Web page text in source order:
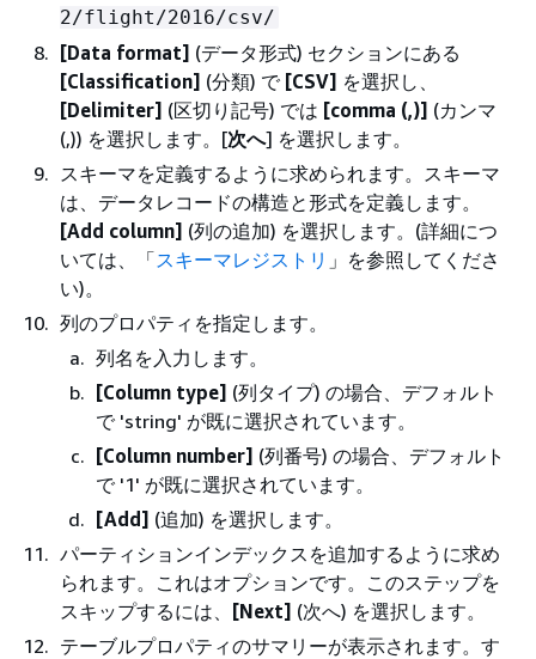
2/flight/2016/csv/
[Data format] (データ形式) セクションにある
[Classification] (分類) で [CSV] を選択し、
[Delimiter] (区切り記号) では [comma (,)] (カンマ
(,)) を選択します。[次へ] を選択します。
スキーマを定義するように求められます。スキーマ
は、データレコードの構造と形式を定義します。
[Add column] (列の追加) を選択します。(詳細につ
いては、「スキーマレジストリ 」を参照してくださ
い)。
列のプロパティを指定します。
列名を入力します。
[Column type] (列タイプ) の場合、デフォルト
で 'string' が既に選択されています。
[Column number] (列番号) の場合、デフォルト
で '1' が既に選択されています。
[Add] (追加) を選択します。
パーティションインデックスを追加するように求め
られます。これはオプションです。このステップを
スキップするには、 [Next] (次へ) を選択します。
テーブルプロパティのサマリーが表示されます。す